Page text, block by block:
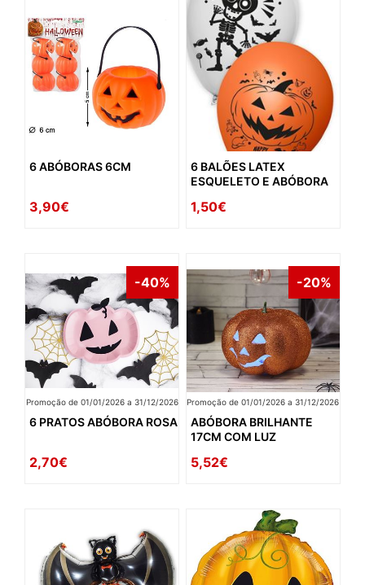
6 ABÓBORAS 6CM
3,90€
6 BALÕES LATEX
ESQUELETO E ABÓBORA
1,50€
-40%
Promoção de 01/01/2026 a 31/12/2026
6 PRATOS ABÓBORA ROSA
2,70€
-20%
Promoção de 01/01/2026 a 31/12/2026
ABÓBORA BRILHANTE
17CM COM LUZ
5,52€